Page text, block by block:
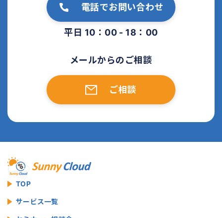
電話でお問い合わせ
平日 10：00 - 18：00
メールからのご相談
ご相談
TOP
サービス一覧